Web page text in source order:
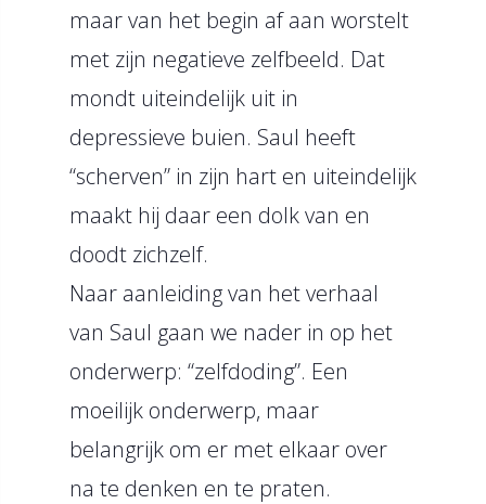
maar van het begin af aan worstelt
met zijn negatieve zelfbeeld. Dat
mondt uiteindelijk uit in
depressieve buien. Saul heeft
“scherven” in zijn hart en uiteindelijk
maakt hij daar een dolk van en
doodt zichzelf.
Naar aanleiding van het verhaal
van Saul gaan we nader in op het
onderwerp: “zelfdoding”. Een
moeilijk onderwerp, maar
belangrijk om er met elkaar over
na te denken en te praten.